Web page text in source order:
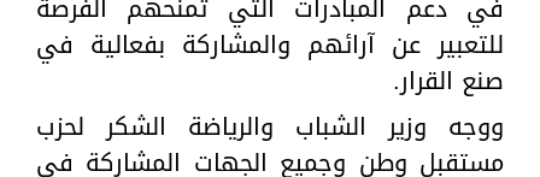
للتعبير عن آرائهم والمشاركة بفعالية في
صنع القرار.
ووجه وزير الشباب والرياضة الشكر لحزب
مستقبل وطن وجميع الجهات المشاركة في